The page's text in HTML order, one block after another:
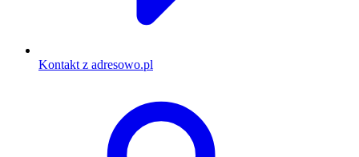
Kontakt z adresowo.pl